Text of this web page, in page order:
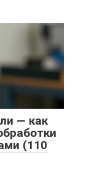
— как
(110